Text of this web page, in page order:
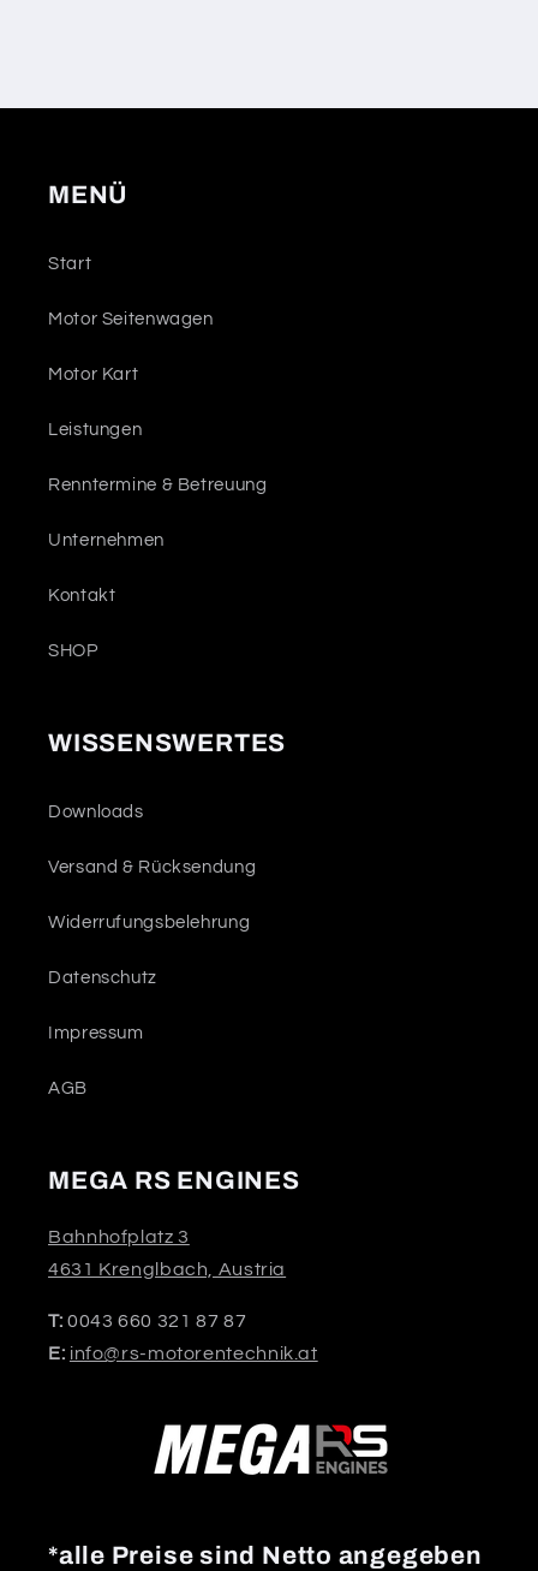
MENÜ
Start
Motor Seitenwagen
Motor Kart
Leistungen
Renntermine & Betreuung
Unternehmen
Kontakt
SHOP
WISSENSWERTES
Downloads
Versand & Rücksendung
Widerrufungsbelehrung
Datenschutz
Impressum
AGB
MEGA RS ENGINES
Bahnhofplatz 3
4631 Krenglbach, Austria
T: 0043 660 321 87 87
E: info@rs-motorentechnik.at
*alle Preise sind Netto angegeben